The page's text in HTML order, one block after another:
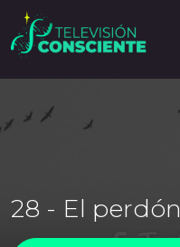
28 - El perdón